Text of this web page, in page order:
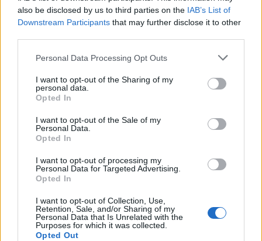
also be disclosed by us to third parties on the IAB’s List of
Downstream Participants that may further disclose it to other
Personal Data Processing Opt Outs
I want to opt-out of the Sharing of my
personal data.
Opted In
I want to opt-out of the Sale of my
Personal Data.
Opted In
I want to opt-out of processing my
Personal Data for Targeted Advertising.
Opted In
I want to opt-out of Collection, Use,
Retention, Sale, and/or Sharing of my
Personal Data that Is Unrelated with the
Purposes for which it was collected.
Opted Out
Διάβασε σχετικά
Παρουσίαση πρότασης για δημιουργία
θεματικού πάρκου στη Μεγαλόπολη
Δράση ενημέρωσης για τα μέλη του ΚΑΠΗ
Μεγαλόπολης
Ενημέρωση και κοπή πίτας για τον Σύνδεσμο
Συνταξιούχων ΔΕΗ Μεγαλόπολης
Ψήφισμα του Συνδέσμου Συνταξιούχων ΔΕΗ
Μεγαλόπολης
Διάβασε περισσότερα
Μεγαλόπολη Εκδηλώσεις Arcadia Life